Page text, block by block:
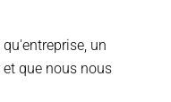
un
que nous nous